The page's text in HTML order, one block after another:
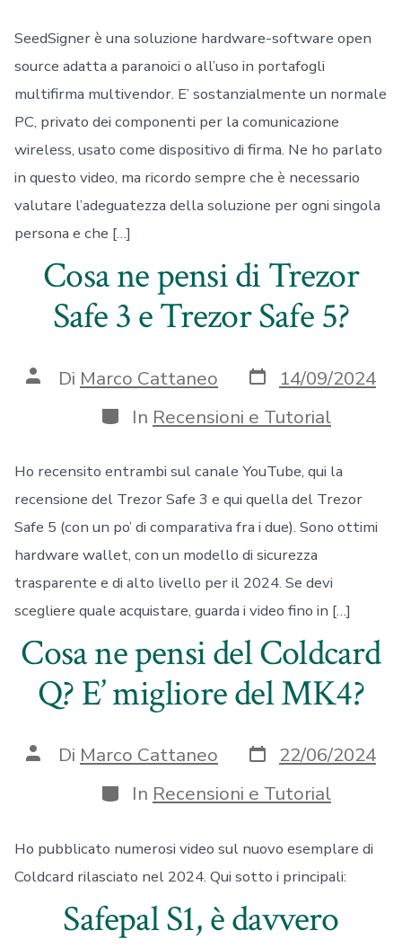
SeedSigner è una soluzione hardware-software open
source adatta a paranoici o all’uso in portafogli
multifirma multivendor. E’ sostanzialmente un normale
PC, privato dei componenti per la comunicazione
wireless, usato come dispositivo di firma. Ne ho parlato
in questo video, ma ricordo sempre che è necessario
valutare l’adeguatezza della soluzione per ogni singola
persona e che […]
Cosa ne pensi di Trezor
Safe 3 e Trezor Safe 5?
Autore
articolo
Di Marco Cattaneo Data
articolo
14/09/2024
Categorie
In Recensioni e Tutorial
Ho recensito entrambi sul canale YouTube, qui la
recensione del Trezor Safe 3 e qui quella del Trezor
Safe 5 (con un po’ di comparativa fra i due). Sono ottimi
hardware wallet, con un modello di sicurezza
trasparente e di alto livello per il 2024. Se devi
scegliere quale acquistare, guarda i video fino in […]
Cosa ne pensi del Coldcard
Q? E’ migliore del MK4?
Autore
articolo
Di Marco Cattaneo Data
articolo
22/06/2024
Categorie
In Recensioni e Tutorial
Ho pubblicato numerosi video sul nuovo esemplare di
Coldcard rilasciato nel 2024. Qui sotto i principali:
Safepal S1, è davvero